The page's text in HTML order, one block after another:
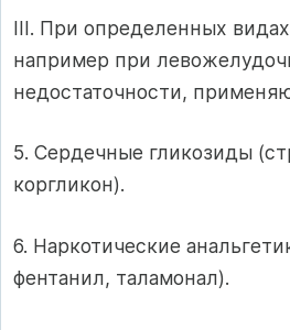
III. При определенных видах
например при
недостаточности,
5. Сердечные гликозиды
коргликон).
6. Наркотические
фентанил, таламонал).